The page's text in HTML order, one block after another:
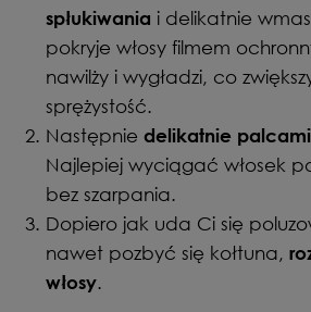
spłukiwania i delikatnie
pokryje włosy filmem
nawilży i wygładzi, co
sprężystość.
Następnie delikatnie palcami
Najlepiej wyciągać włosek
bez szarpania.
Dopiero jak uda Ci się
nawet pozbyć się kołtuna,
włosy.